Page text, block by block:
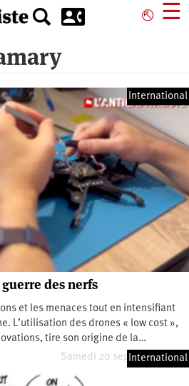
⎋ ☰
International
des nerfs
et les menaces tout en intensifiant
L’utilisation des drones « low cost »,
tire son origine de la…
Samedi 20 septembre 2025
International